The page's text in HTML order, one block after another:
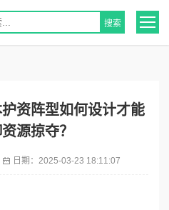
资阵型如何设计才能
源掠夺？
日期： 2025-03-23 18:11:07